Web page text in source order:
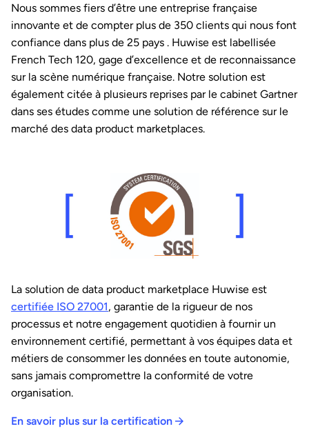
Nous sommes fiers d’être une entreprise française
innovante et de compter plus de 350 clients qui nous font
confiance dans plus de 25 pays . Huwise est labellisée
French Tech 120, gage d’excellence et de reconnaissance
sur la scène numérique française. Notre solution est
également citée à plusieurs reprises par le cabinet Gartner
dans ses études comme une solution de référence sur le
marché des data product marketplaces.
La solution de data product marketplace Huwise est
certifiée ISO 27001, garantie de la rigueur de nos
processus et notre engagement quotidien à fournir un
environnement certifié, permettant à vos équipes data et
métiers de consommer les données en toute autonomie,
sans jamais compromettre la conformité de votre
organisation.
En savoir plus sur la certification